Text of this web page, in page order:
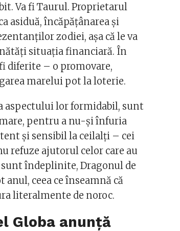
Va fi Taurul. Proprietarul
asiduă, încăpățânarea și
zodiei, așa că le va
situația financiară. În
diferite – o promovare,
marelui pot la loterie.
aspectului lor formidabil, sunt
pentru a nu-și înfuria
și sensibil la ceilalți – cei
refuze ajutorul celor care au
sunt îndeplinite, Dragonul de
ceea ce înseamnă că
literalmente de noroc.
Globa anunţă